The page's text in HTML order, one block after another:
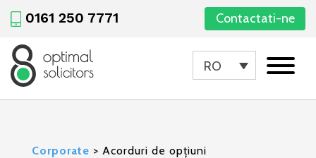
0161 250 7771 Contactati-ne
RO
Corporate > Acorduri de opțiuni